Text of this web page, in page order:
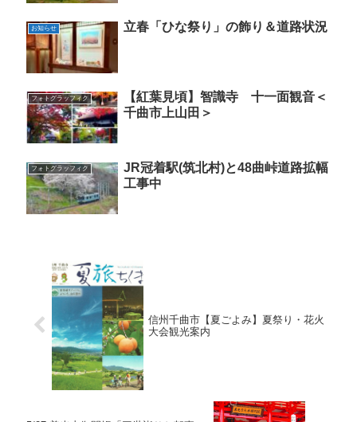
お知らせ 立春「ひな祭り」の飾り＆道路状況
フォトグラッフィク
【紅葉見頃】智識寺 十一面観音＜
千曲市上山田＞
フォトグラッフィク
JR冠着駅(筑北村)と48曲峠道路拡幅
工事中
信州千曲市【夏ごよみ】夏祭り・花火
大会観光案内